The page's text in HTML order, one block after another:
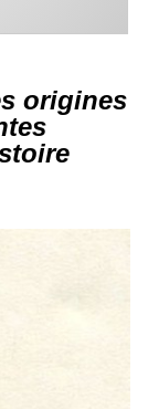
origines